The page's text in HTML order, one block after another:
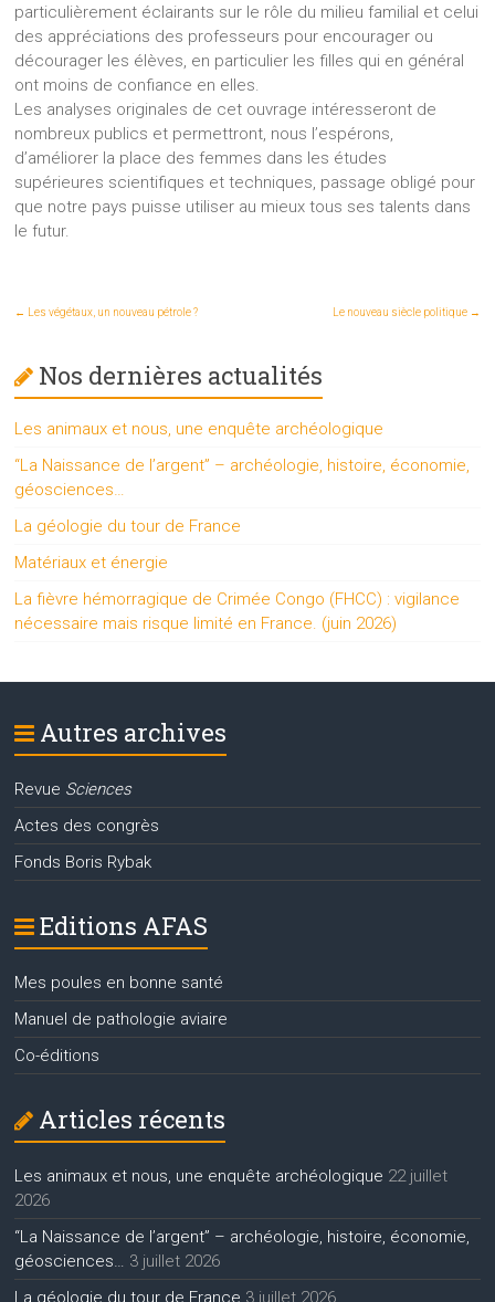
particulièrement éclairants sur le rôle du milieu familial et celui
des appréciations des professeurs pour encourager ou
décourager les élèves, en particulier les filles qui en général
ont moins de confiance en elles.
Les analyses originales de cet ouvrage intéresseront de
nombreux publics et permettront, nous l’espérons,
d’améliorer la place des femmes dans les études
supérieures scientifiques et techniques, passage obligé pour
que notre pays puisse utiliser au mieux tous ses talents dans
le futur.
← Les végétaux, un nouveau pétrole ? Le nouveau siècle politique →
Nos dernières actualités
Les animaux et nous, une enquête archéologique
“La Naissance de l’argent” – archéologie, histoire, économie,
géosciences…
La géologie du tour de France
Matériaux et énergie
La fièvre hémorragique de Crimée Congo (FHCC) : vigilance
nécessaire mais risque limité en France. (juin 2026)
Autres archives
Revue Sciences
Actes des congrès
Fonds Boris Rybak
Editions AFAS
Mes poules en bonne santé
Manuel de pathologie aviaire
Co-éditions
Articles récents
Les animaux et nous, une enquête archéologique 22 juillet
2026
“La Naissance de l’argent” – archéologie, histoire, économie,
géosciences…
3 juillet 2026
La géologie du tour de France 3 juillet 2026